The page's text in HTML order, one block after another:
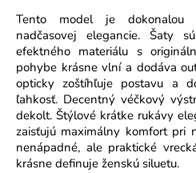
Tento model je dokonalou
nadčasovej elegancie. Šaty
efektného materiálu s
pohybe krásne vlní a dodáva
opticky zoštíhľuje postavu a
ľahkosť. Decentný véčkový
dekolt. Štýlové krátke rukávy
zaisťujú maximálny komfort pri
nenápadné, ale praktické
krásne definuje ženskú siluetu.
O
d
p
o
r
ú
č